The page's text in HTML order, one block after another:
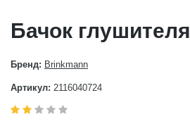
Бачок глушителя
Бренд: Brinkmann
Артикул: 2116040724